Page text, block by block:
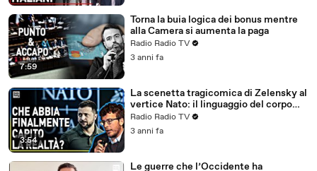
7:59
Torna la buia logica dei bonus mentre
alla Camera si aumenta la paga
Radio Radio TV
3 anni fa
3:54
La scenetta tragicomica di Zelensky al
vertice Nato: il linguaggio del corpo
non mente
Radio Radio TV
3 anni fa
Le guerre che l’Occidente ha